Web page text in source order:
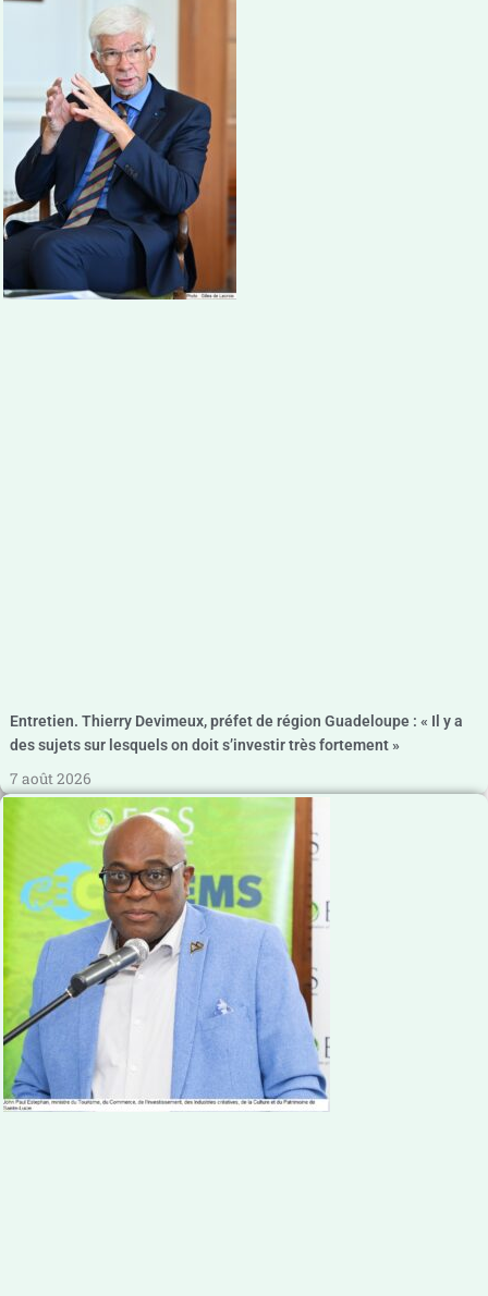
Entretien. Thierry Devimeux, préfet de région Guadeloupe : « Il y a
des sujets sur lesquels on doit s’investir très fortement »
7 août 2026